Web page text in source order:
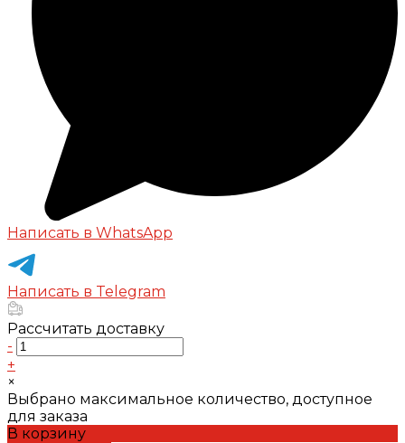
Написать в WhatsApp
Написать в Telegram
Рассчитать доставку
-
+
×
Выбрано максимальное количество, доступное
для заказа
В корзину